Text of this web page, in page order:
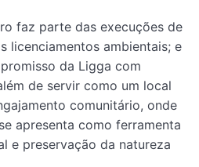
faz parte das execuções de
licenciamentos ambientais; e
da Ligga com
de servir como um local
comunitário, onde
apresenta como ferramenta
e preservação da natureza